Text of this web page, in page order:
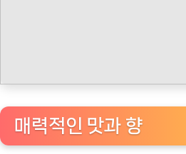
매력적인 맛과 향